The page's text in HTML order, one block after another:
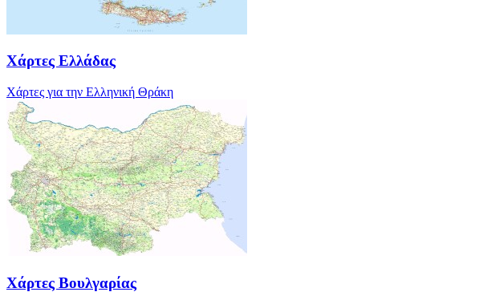
Χάρτες Ελλάδας
Χάρτες για την Ελληνική Θράκη
Χάρτες Βουλγαρίας